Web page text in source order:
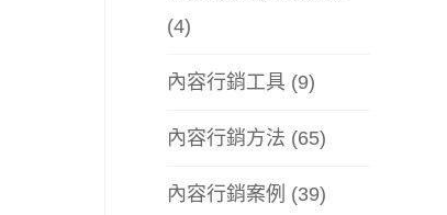
(4)
內容行銷工具 (9)
內容行銷方法 (65)
內容行銷案例 (39)